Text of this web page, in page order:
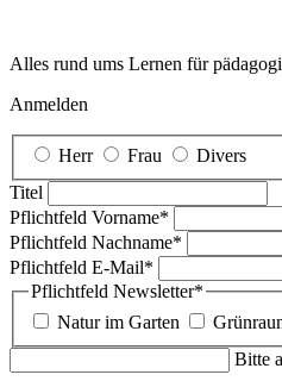
Alles rund ums Lernen für
Anmelden
Herr Frau
Divers
Titel
Pflichtfeld Vorname*
Pflichtfeld Nachname*
Pflichtfeld E-Mail*
Pflichtfeld Newsletter*
Natur im Garten
Bitte